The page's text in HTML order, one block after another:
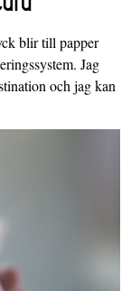
blir till papper
Jag
och jag kan